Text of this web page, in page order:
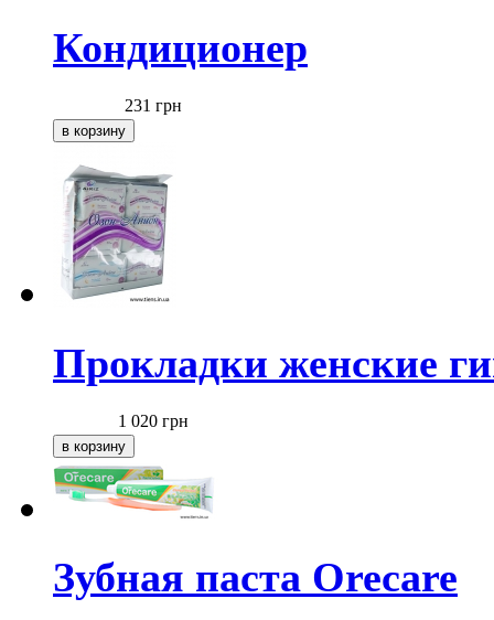
Кондиционер
231 грн
Прокладки женские
1 020 грн
Зубная паста Orecare